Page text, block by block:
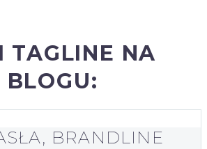
TAGLINE NA
BLOGU:
BRANDLINE